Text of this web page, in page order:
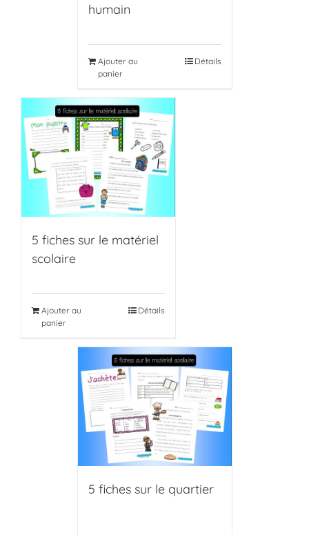
humain
Ajouter au
panier
Détails
5 fiches sur le matériel
scolaire
Ajouter au
panier
Détails
5 fiches sur le quartier